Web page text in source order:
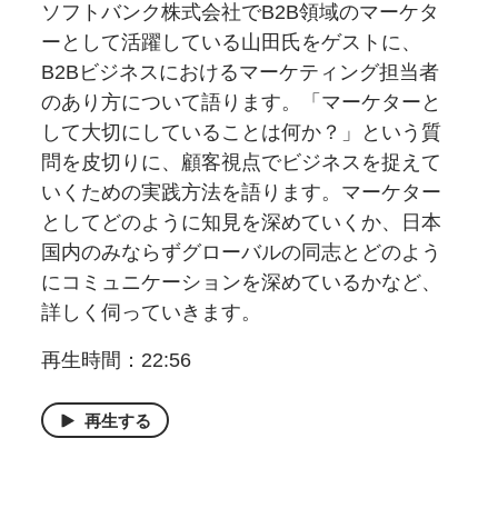
ソフトバンク株式会社でB2B領域のマーケタ
ーとして活躍している山田氏をゲストに、
B2Bビジネスにおけるマーケティング担当者
のあり方について語ります。「マーケターと
して大切にしていることは何か？」という質
問を皮切りに、顧客視点でビジネスを捉えて
いくための実践方法を語ります。マーケター
としてどのように知見を深めていくか、日本
国内のみならずグローバルの同志とどのよう
にコミュニケーションを深めているかなど、
詳しく伺っていきます。
再生時間：22:56
再生する